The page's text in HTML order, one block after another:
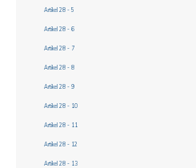
Artikel 28 - 5
Artikel 28 - 6
Artikel 28 - 7
Artikel 28 - 8
Artikel 28 - 9
Artikel 28 - 10
Artikel 28 - 11
Artikel 28 - 12
Artikel 28 - 13